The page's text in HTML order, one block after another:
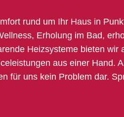
rund um Ihr Haus in
Erholung im Bad,
Heizsysteme bieten wir
aus einer Hand.
für uns kein Problem dar.